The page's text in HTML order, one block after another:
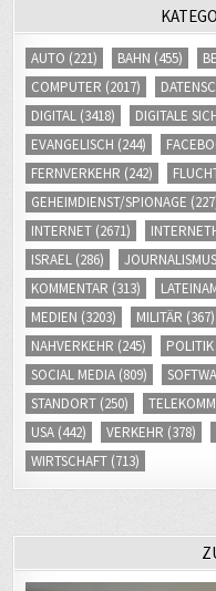
AUTO (221) BAHN (455)
COMPUTER (2017)
DIGITAL (3418) DIGITALE
EVANGELISCH (244)
FERNVERKEHR (242)
GEHEIMDIENST/SPIONAGE
INTERNET (2671)
ISRAEL (286) JOURNALISMUS
KOMMENTAR (313)
MEDIEN (3203) MILITÄR (367)
NAHVERKEHR (245) POLITIK
SOCIAL MEDIA (809)
STANDORT (250)
USA (442) VERKEHR (378)
WIRTSCHAFT (713)